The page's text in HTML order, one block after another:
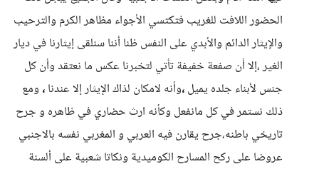
الحضور اللافت للغريب فتكتسي الأجواء مظاهر الكرم والترحيب
والإيثار الدائم والأبدي على النفس ظنا أننا سنلقى إيثارنا في ديار
الغير ،إلا أن صفعة خفيفة تأتي لتخبرنا عكس ما نعتقد وأن كل
جنس لأبناء جلده يميل،وأنه لامكان لذاك الإيثار إلا عندنا، ومع
ذلك نستمر في كل مانفعل وكأنه ارث حضاري في ظاهره و جرح
تاريخي باطنه،جرح يقارن فيه العربي و المغربي نفسه بالاجنبي
عروضا على ركح المسارح الكوميدية ونكاتا شعبية على ألسنة